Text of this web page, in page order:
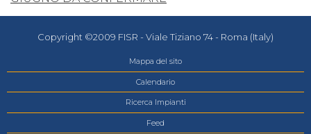
Copyright ©2009 FISR - Viale Tiziano 74 - Roma (Italy)
Mappa del sito
Calendario
Ricerca Impianti
Feed